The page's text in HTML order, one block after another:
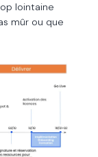
lointaine
mûr ou que